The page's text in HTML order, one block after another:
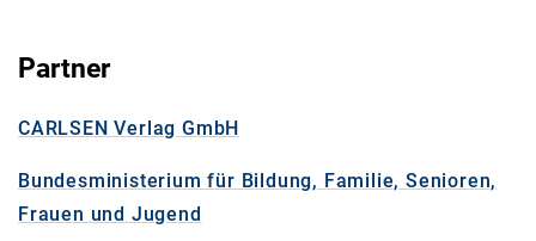
Partner
CARLSEN Verlag GmbH
Bundesministerium für Bildung, Familie, Senioren,
Frauen und Jugend